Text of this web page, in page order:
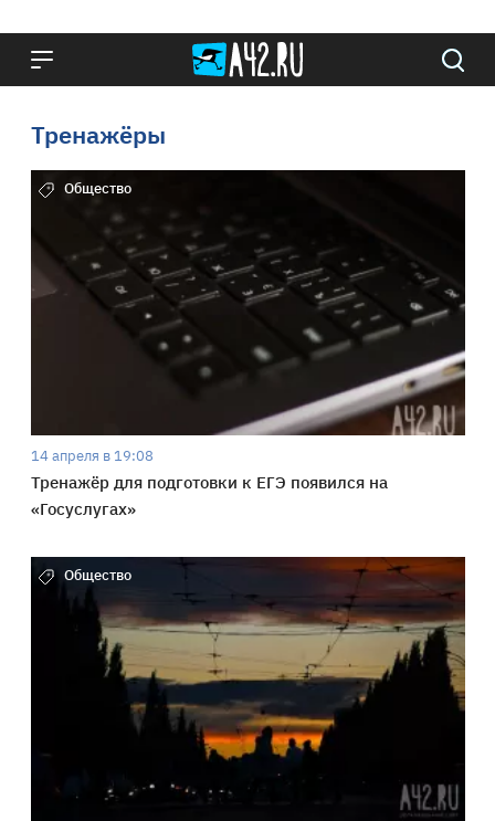
Тренажёры
Общество
14 апреля в 19:08
Тренажёр для подготовки к ЕГЭ появился на
«Госуслугах»
Общество